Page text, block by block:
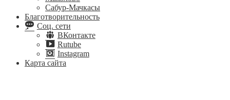
Сабур-Мачкасы
Благотворительность
Соц. сети
ВКонтакте
Rutube
Instagram
Карта сайта